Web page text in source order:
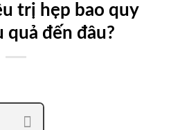
trị hẹp bao quy
quả đến đâu?